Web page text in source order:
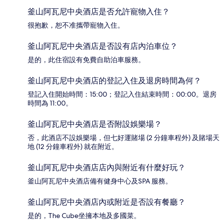
釜山阿瓦尼中央酒店是否允許寵物入住？
很抱歉，恕不准攜帶寵物入住。
釜山阿瓦尼中央酒店是否設有店內泊車位？
是的，此住宿設有免費自助泊車服務。
釜山阿瓦尼中央酒店的登記入住及退房時間為何？
登記入住開始時間：15:00；登記入住結束時間：00:00。退房
時間為 11:00。
釜山阿瓦尼中央酒店是否附設娛樂場？
否，此酒店不設娛樂場，但七好運賭場 (2 分鐘車程外) 及賭場天
地 (12 分鐘車程外) 就在附近。
釜山阿瓦尼中央酒店店內與附近有什麼好玩？
釜山阿瓦尼中央酒店備有健身中心及SPA 服務。
釜山阿瓦尼中央酒店內或附近是否設有餐廳？
是的，The Cube坐擁本地及多國菜。